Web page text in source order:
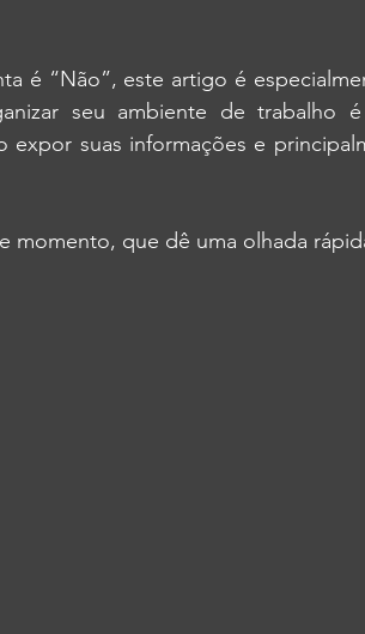
é “Não”, este artigo é
seu ambiente de trabalho
expor suas informações e
momento, que dê uma olhada